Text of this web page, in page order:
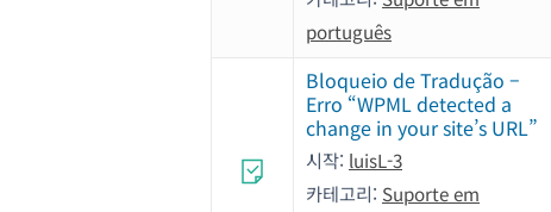
português
Bloqueio de Tradução –
Erro “WPML detected a
change in your site’s URL”
시작: luisL-3
카테고리: Suporte em